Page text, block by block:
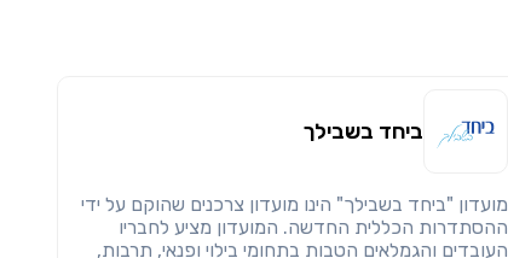
ביחד בשבילך
מועדון "ביחד בשבילך" הינו מועדון צרכנים שהוקם על ידי
ההסתדרות הכללית החדשה. המועדון מציע לחבריו
העובדים והגמלאים הטבות בתחומי בילוי ופנאי, תרבות,